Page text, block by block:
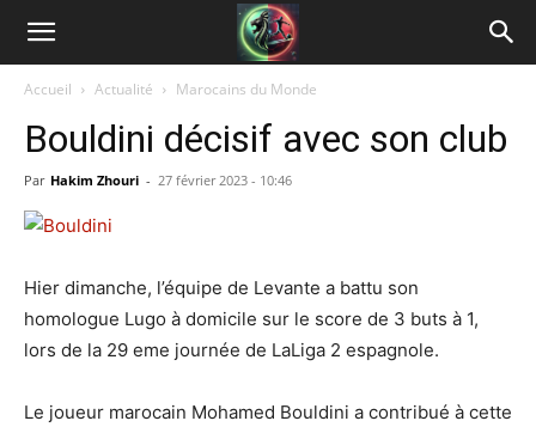
Accueil Actualité Marocains du Monde
Bouldini décisif avec son club
Par Hakim Zhouri - 27 février 2023 - 10:46
Hier dimanche, l’équipe de Levante a battu son
homologue Lugo à domicile sur le score de 3 buts à 1,
lors de la 29 eme journée de LaLiga 2 espagnole.
Le joueur marocain Mohamed Bouldini a contribué à cette